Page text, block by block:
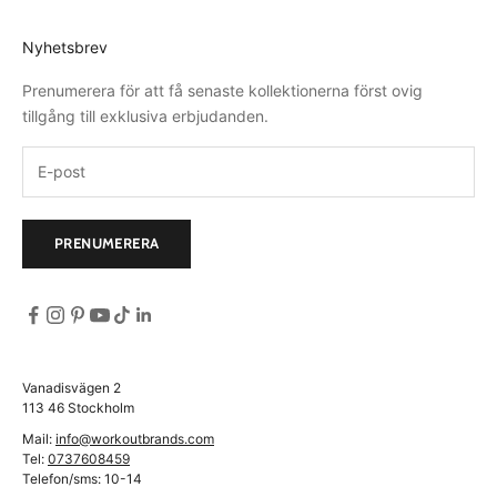
Nyhetsbrev
Prenumerera för att få senaste kollektionerna först ovig
tillgång till exklusiva erbjudanden.
PRENUMERERA
Vanadisvägen 2
113 46 Stockholm
Mail: info@workoutbrands.com
Tel: 0737608459
Telefon/sms: 10-14